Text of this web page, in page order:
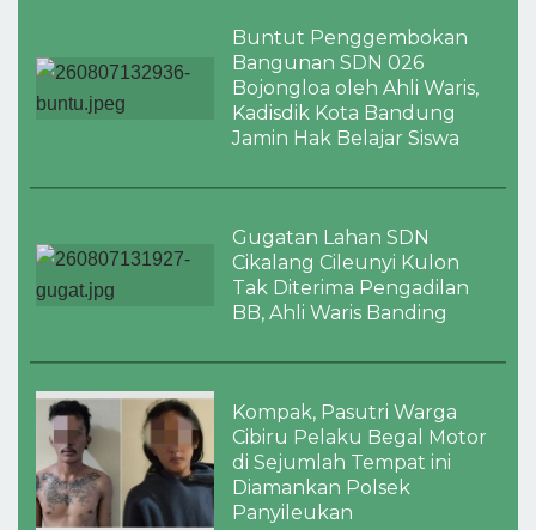
Buntut Penggembokan
Bangunan SDN 026
Bojongloa oleh Ahli Waris,
Kadisdik Kota Bandung
Jamin Hak Belajar Siswa
Gugatan Lahan SDN
Cikalang Cileunyi Kulon
Tak Diterima Pengadilan
BB, Ahli Waris Banding
Kompak, Pasutri Warga
Cibiru Pelaku Begal Motor
di Sejumlah Tempat ini
Diamankan Polsek
Panyileukan